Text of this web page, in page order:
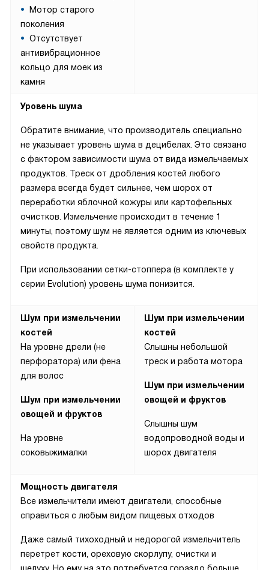
Мотор старого
поколения
Отсутствует
антивибрационное
кольцо для моек из
камня
Уровень шума
Обратите внимание, что производитель специально
не указывает уровень шума в децибелах. Это связано
с фактором зависимости шума от вида измельчаемых
продуктов. Треск от дробления костей любого
размера всегда будет сильнее, чем шорох от
переработки яблочной кожуры или картофельных
очистков. Измельчение происходит в течение 1
минуты, поэтому шум не является одним из ключевых
свойств продукта.
При использовании сетки-стоппера (в комплекте у
серии Evolution) уровень шума понизится.
Шум при измельчении
костей
На уровне дрели (не
перфоратора) или фена
для волос
Шум при измельчении
овощей и фруктов
На уровне
соковыжималки
Шум при измельчении
костей
Слышны небольшой
треск и работа мотора
Шум при измельчении
овощей и фруктов
Слышны шум
водопроводной воды и
шорох двигателя
Мощность двигателя
Все измельчители имеют двигатели, способные
справиться с любым видом пищевых отходов
Даже самый тихоходный и недорогой измельчитель
перетрет кости, ореховую скорлупу, очистки и